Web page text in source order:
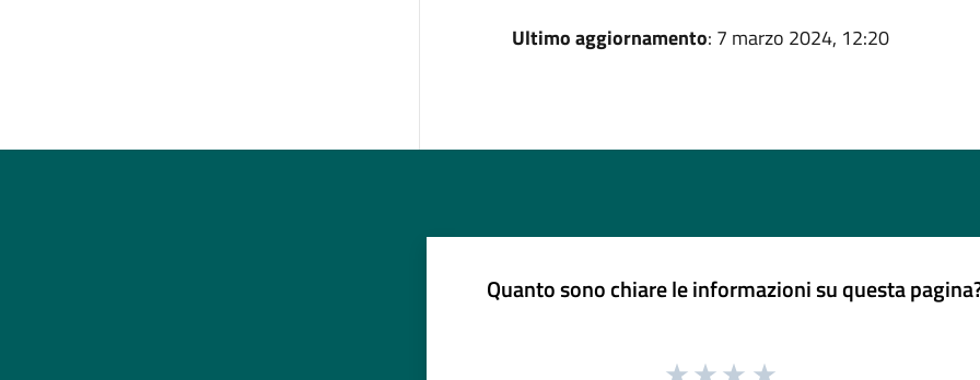
Ultimo aggiornamento: 7 marzo 2024, 12:20
Quanto sono chiare le informazioni su questa